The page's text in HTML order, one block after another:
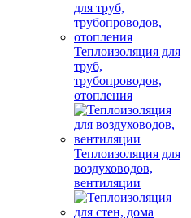
Теплоизоляция для
труб,
трубопроводов,
отопления
Теплоизоляция для
воздуховодов,
вентиляции